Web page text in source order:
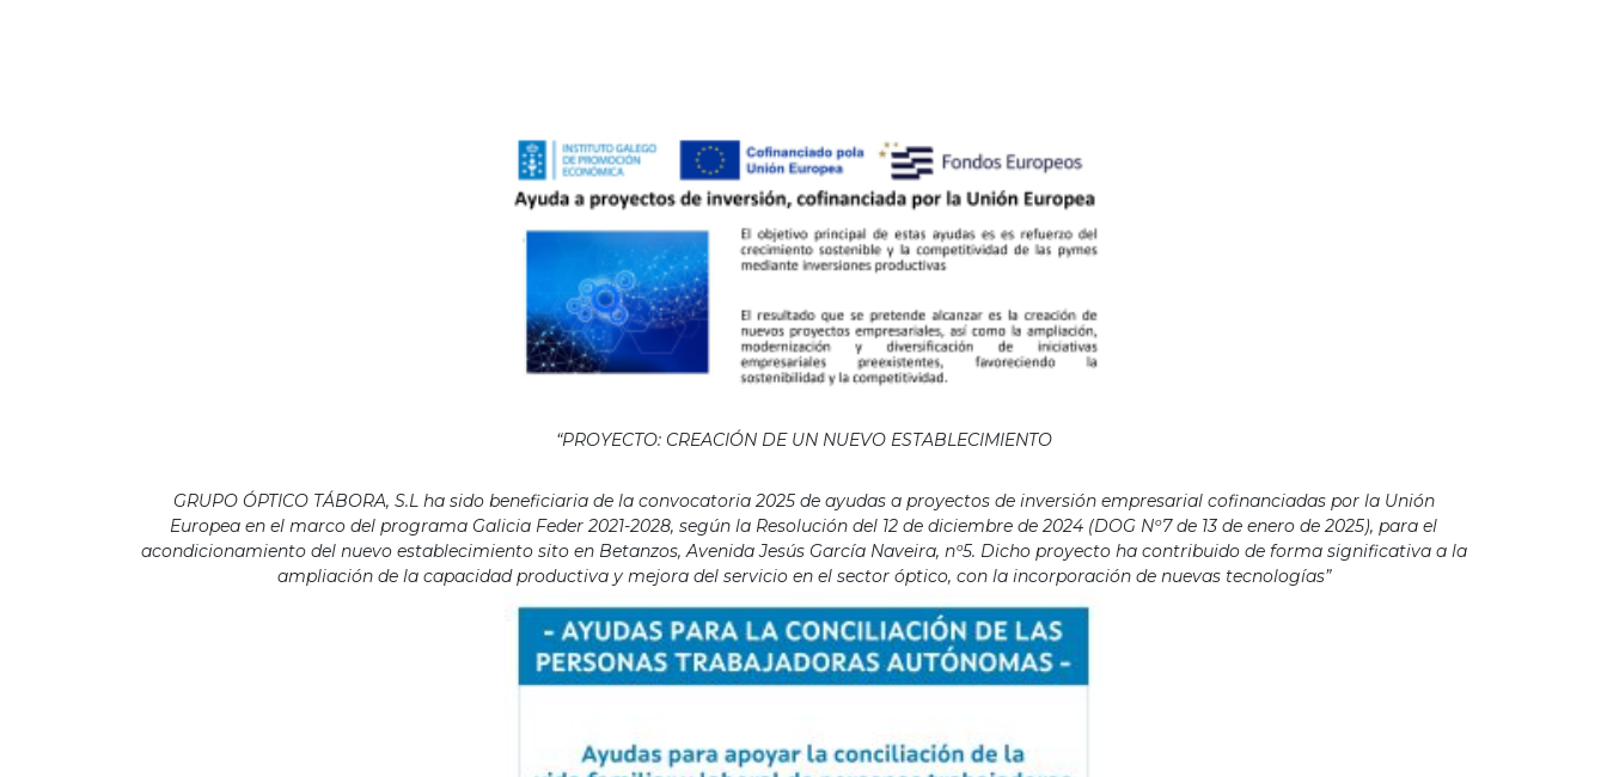
“PROYECTO: CREACIÓN DE UN NUEVO ESTABLECIMIENTO
GRUPO ÓPTICO TÁBORA, S.L ha sido beneficiaria de la convocatoria 2025 de ayudas a proyectos de inversión empresarial cofinanciadas por la Unión
Europea en el marco del programa Galicia Feder 2021-2028, según la Resolución del 12 de diciembre de 2024 (DOG Nº7 de 13 de enero de 2025), para el
acondicionamiento del nuevo establecimiento sito en Betanzos, Avenida Jesús García Naveira, nº5. Dicho proyecto ha contribuido de forma significativa a la
ampliación de la capacidad productiva y mejora del servicio en el sector óptico, con la incorporación de nuevas tecnologías”